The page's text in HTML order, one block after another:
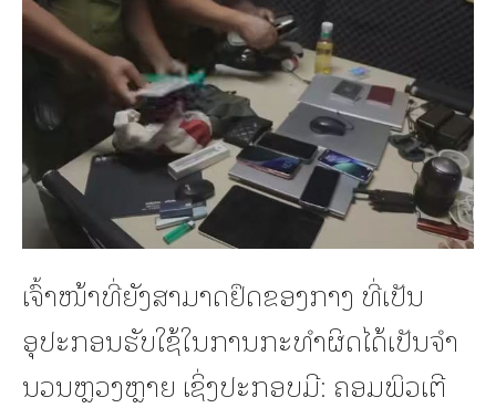
ເຈົ້າໜ້າທີ່ຍັງສາມາດຢຶດຂອງກາງ ທີ່ເປັນ
ອຸປະກອນຮັບໃຊ້ໃນການກະທໍາຜິດໄດ້ເປັນຈໍາ
ນວນຫຼວງຫຼາຍ ເຊິ່ງປະກອບມີ: ຄອມພິວເຕີ